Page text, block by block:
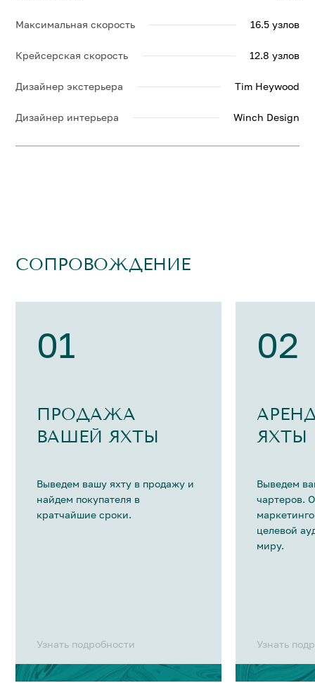
Максимальная скорость 16.5 узлов
Крейсерская скорость 12.8 узлов
Дизайнер экстерьера Tim Heywood
Дизайнер интерьера Winch Design
СОПРОВОЖДЕНИЕ
01
ПРОДАЖА
ВАШЕЙ ЯХТЫ
Выведем вашу яхту в продажу и
найдем покупателя в
кратчайшие сроки.
Узнать подробности
02
ЯХТЫ
Выведем
чартеров.
целевой
миру.
Узнать